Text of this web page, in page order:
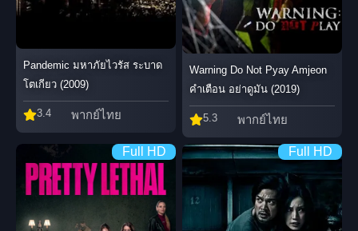
Pandemic มหาภัยไวรัส ระบาด
โตเกียว (2009)
3.4 พากย์ไทย
Warning Do Not Pyay Amjeon
คำเตือน อย่าดูมัน (2019)
5.3 พากย์ไทย
Full HD Full HD